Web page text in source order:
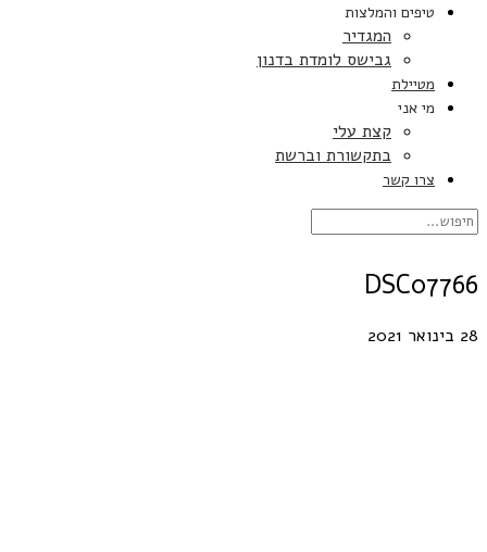
טיפים והמלצות
המגדיר
גבישס לומדת בדנון
מטיילת
מי אני
קצת עלי
בתקשורת וברשת
צרו קשר
DSC07766
28 בינואר 2021